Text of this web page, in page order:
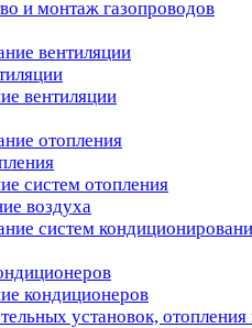
и монтаж газопроводов
вентиляции
вентиляции
отопления
систем отопления
воздуха
систем
кондиционеров
установок, отопления